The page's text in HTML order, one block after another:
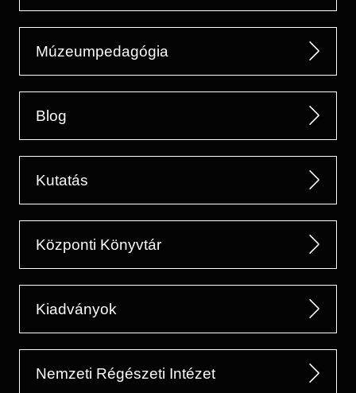
Múzeumpedagógia
Blog
Kutatás
Központi Könyvtár
Kiadványok
Nemzeti Régészeti Intézet